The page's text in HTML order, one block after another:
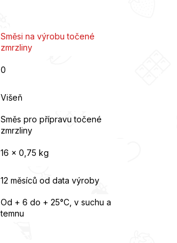
Směsi na výrobu točené
zmrzliny
0
Višeň
Směs pro přípravu točené
zmrzliny
16 x 0,75 kg
12 měsíců od data výroby
Od + 6 do + 25°C, v suchu a
temnu